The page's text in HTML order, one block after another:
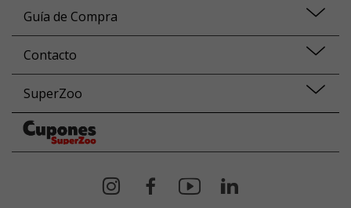
Guía de Compra
Contacto
SuperZoo